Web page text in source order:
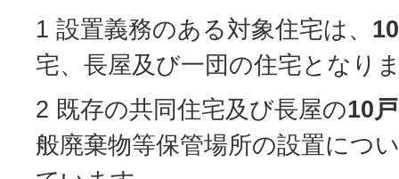
1 設置義務のある対象住宅は、
宅、長屋及び一団の住宅となり
2 既存の共同住宅及び長屋の10
般廃棄物等保管場所の設置につ